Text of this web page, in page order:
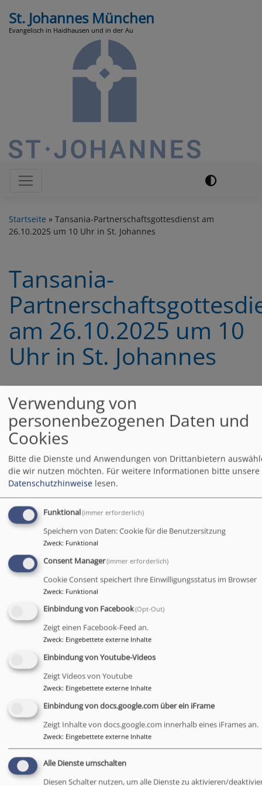
zum
Inhalt
St. Johannes München
Evangelisch in Haidhausen und in der Au
Hauptnavigation
Startseite
Tansania-Partnerschaftsgottesdienst am
26.10.2025 um 10 Uhr in St. Johannes
Tansania-
am 26.10.2025 um 10
Uhr in St. Johannes
Bildrechte St. Johannes
der tansanischen
Gemeinde Imalinyi und St.
besteht seit mehr als 20
Jahren.
kommenden Sonntag wird diese Partnerschaft neu in den
Blick nehmen
und im wörtlichen und übertragenen Sinne einen Samen
um das Miteinander wieder und weiter wachsen zu lassen.
Besonders freuen wir uns über unseren Gast aus
Tansania,
Diakon Shilla, der momentan über Mission eine Welt in
Augsburg arbeitet.
Mit ihm gemeinsam wird das Team um unsere
Partnerschaftsbeauftrage
Christiane Henkel diesen Gottesdienst feiern.
Für die Kinder gibt es einen Kindergottesdienst
Es freuen sich auf Sie und Euch
Pfarrerin Nina Spehr mit dem Gottesdienstteam
Verwendung von
personenbezogenen Daten und
Cookies
Bitte die Dienste und Anwendungen von Drittanbietern
die wir nutzen möchten. Für weitere Informationen bitte unsere
Datenschutzhinweise lesen.
Funktional(immer erforderlich)
Speichern von Daten: Cookie für die Benutzersitzung
Zweck: Funktional
Consent Manager(immer erforderlich)
Cookie Consent speichert Ihre Einwilligungsstatus im Browser
Zweck: Funktional
Einbindung von Facebook(Opt-Out)
Zeigt einen Facebook-Feed an.
Zweck: Eingebettete externe Inhalte
Einbindung von Youtube-Videos
Zeigt Videos von Youtube
Zweck: Eingebettete externe Inhalte
Einbindung von docs.google.com über ein iFrame
Zeigt Inhalte von docs.google.com innerhalb eines iFrames an.
Zweck: Eingebettete externe Inhalte
Alle Dienste umschalten
Diesen Schalter nutzen, um alle Dienste zu aktivieren/